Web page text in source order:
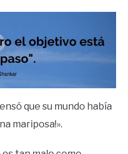
que su mundo había
mariposa!».